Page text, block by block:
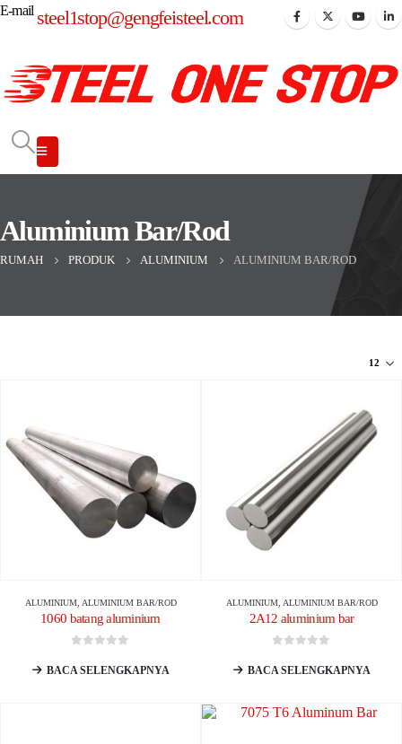
E-mail steel1stop@gengfeisteel.com
Aluminium Bar/Rod
RUMAH PRODUK ALUMINIUM ALUMINIUM BAR/ROD
ALUMINIUM, ALUMINIUM BAR/ROD
1060 batang aluminium
BACA SELENGKAPNYA
ALUMINIUM, ALUMINIUM BAR/ROD
2A12 aluminium bar
BACA SELENGKAPNYA